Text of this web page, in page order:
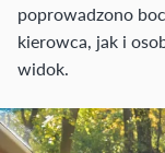
poprowadzono
kierowca, jak i
widok.